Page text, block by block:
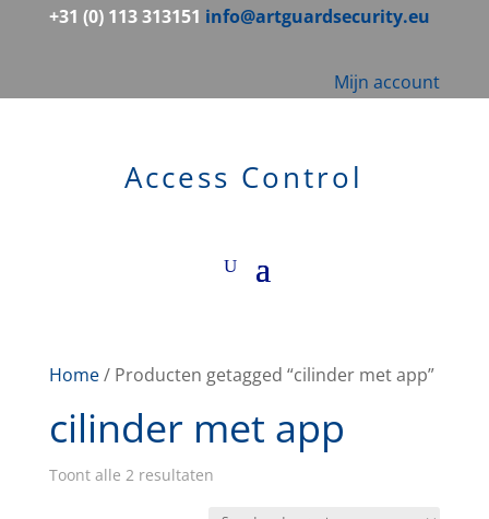
+31 (0) 113 313151 info@artguardsecurity.eu
Mijn account
Access Control
Home/ Producten getagged “cilinder met app”
cilinder met app
Toont alle 2 resultaten